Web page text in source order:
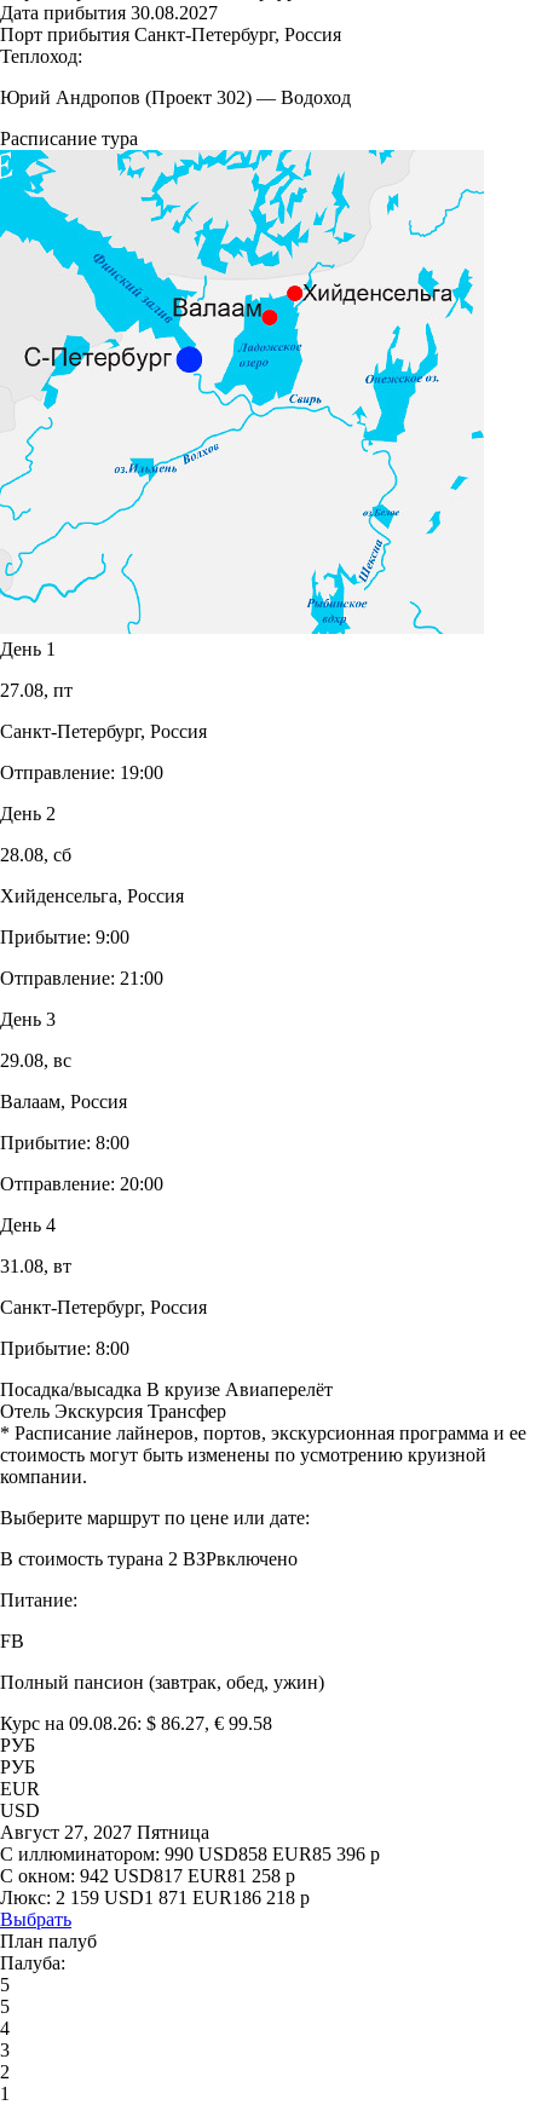
Дата прибытия 30.08.2027
Порт прибытия Санкт-Петербург, Россия
Теплоход:
Юрий Андропов (Проект 302) — Водоход
Расписание тура
День 1
27.08, пт
Санкт-Петербург, Россия
Отправление: 19:00
День 2
28.08, сб
Хийденсельга, Россия
Прибытие: 9:00
Отправление: 21:00
День 3
29.08, вс
Валаам, Россия
Прибытие: 8:00
Отправление: 20:00
День 4
31.08, вт
Санкт-Петербург, Россия
Прибытие: 8:00
Посадка/высадка В круизе Авиаперелёт
Отель Экскурсия Трансфер
* Расписание лайнеров, портов, экскурсионная программа и ее
стоимость могут быть изменены по усмотрению круизной
компании.
Выберите маршрут по цене или дате:
В стоимость турана 2 ВЗРвключено
Питание:
FB
Полный пансион (завтрак, обед, ужин)
Курс на 09.08.26: $ 86.27, € 99.58
РУБ
РУБ
EUR
USD
Август 27, 2027 Пятница
С иллюминатором: 990 USD858 EUR85 396 р
С окном: 942 USD817 EUR81 258 р
Люкс: 2 159 USD1 871 EUR186 218 р
Выбрать
План палуб
Палуба:
5
5
4
3
2
1